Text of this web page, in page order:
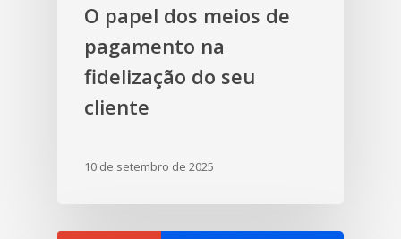
O papel dos meios de
pagamento na
fidelização do seu
cliente
10 de setembro de 2025